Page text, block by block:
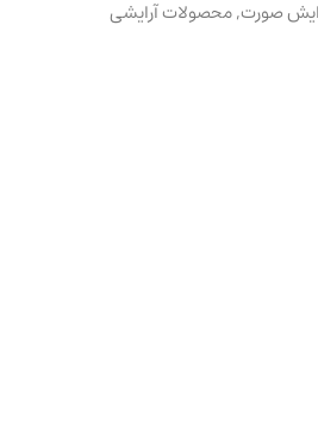
صورت,محصولات آرایشی